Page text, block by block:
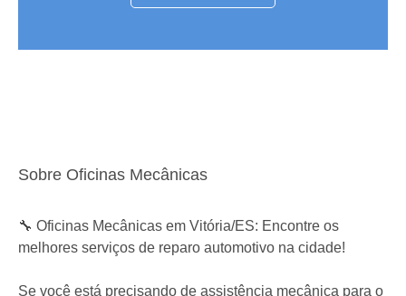
Sobre Oficinas Mecânicas
🔧 Oficinas Mecânicas em Vitória/ES: Encontre os
melhores serviços de reparo automotivo na cidade!
Se você está precisando de assistência mecânica para o